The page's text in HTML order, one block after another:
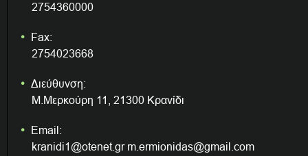
2754360000
Fax:
2754023668
Διεύθυνση:
Μ.Μερκούρη 11, 21300 Κρανίδι
Email:
kranidi1@otenet.gr m.ermionidas@gmail.com